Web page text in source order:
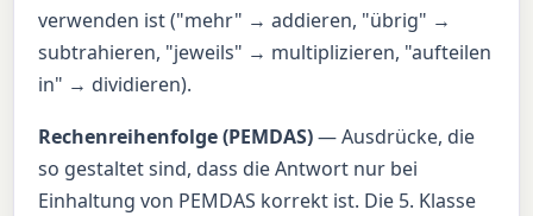
verwenden ist ("mehr" → addieren, "übrig" →
subtrahieren, "jeweils" → multiplizieren, "aufteilen
in" → dividieren).
Rechenreihenfolge (PEMDAS)— Ausdrücke, die
so gestaltet sind, dass die Antwort nur bei
Einhaltung von PEMDAS korrekt ist. Die 5. Klasse